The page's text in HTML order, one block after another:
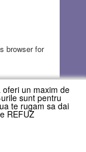
browser for
un maxim de
sunt pentru
te rugam sa dai
REFUZ